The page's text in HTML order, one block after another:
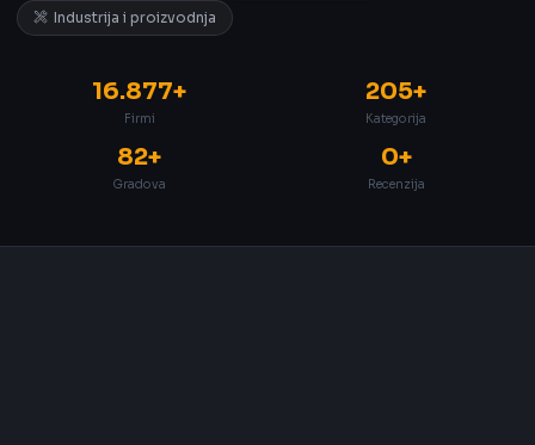
Industrija i proizvodnja
16.877+
Firmi
205+
Kategorija
82+
Gradova
0+
Recenzija